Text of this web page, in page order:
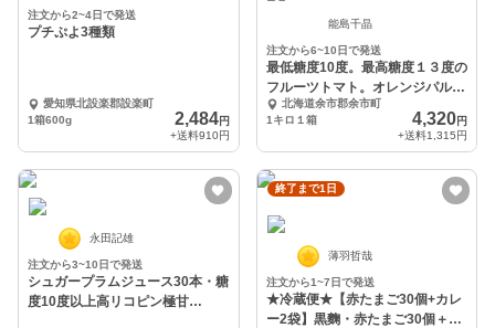
注文から2~4日で発送
プチぷよ3種類
愛知県北設楽郡設楽町
1箱600g
2,484円
+送料910円
能島千晶
注文から6~10日で発送
最低糖度10度。最高糖度１３度の
フルーツトマト。オレンジパルチ
ェ。北海道余市郡余市町
1キロ１箱
4,320円
+送料1,315円
永田記雄
注文から3~10日で発送
シュガープラムジュース30本・糖
度10度以上高リコピン極甘
終了まで1日
薄羽哲哉
注文から1~7日で発送
★冷蔵便★【赤たまご30個+カレ
ー2袋】黒麴・赤たまご30個＋カ